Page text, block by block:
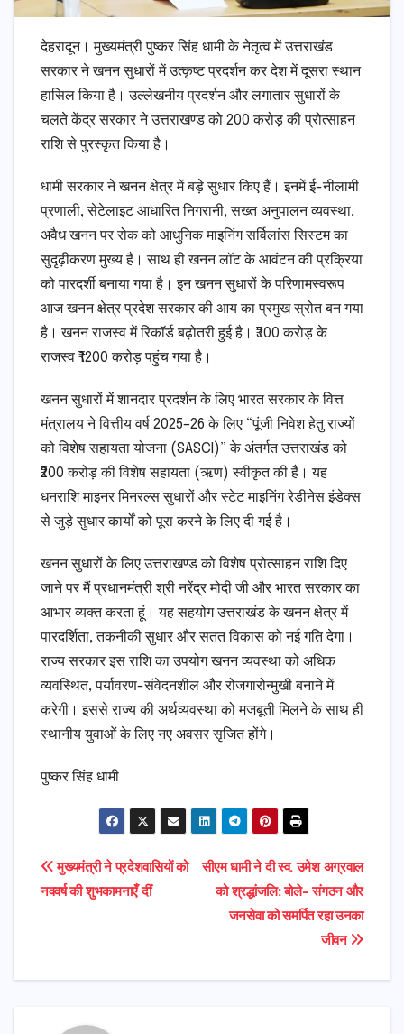
देहरादून। मुख्यमंत्री पुष्कर सिंह धामी के नेतृत्व में उत्तराखंड
सरकार ने खनन सुधारों में उत्कृष्ट प्रदर्शन कर देश में दूसरा स्थान
हासिल किया है। उल्लेखनीय प्रदर्शन और लगातार सुधारों के
चलते केंद्र सरकार ने उत्तराखण्ड को 200 करोड़ की प्रोत्साहन
राशि से पुरस्कृत किया है।
धामी सरकार ने खनन क्षेत्र में बड़े सुधार किए हैं। इनमें ई-नीलामी
प्रणाली, सेटेलाइट आधारित निगरानी, सख्त अनुपालन व्यवस्था,
अवैध खनन पर रोक को आधुनिक माइनिंग सर्विलांस सिस्टम का
सुदृढ़ीकरण मुख्य है। साथ ही खनन लॉट के आवंटन की प्रक्रिया
को पारदर्शी बनाया गया है। इन खनन सुधारों के परिणामस्वरूप
आज खनन क्षेत्र प्रदेश सरकार की आय का प्रमुख स्रोत बन गया
है। खनन राजस्व में रिकॉर्ड बढ़ोतरी हुई है। ₹300 करोड़ के
राजस्व ₹1200 करोड़ पहुंच गया है।
खनन सुधारों में शानदार प्रदर्शन के लिए भारत सरकार के वित्त
मंत्रालय ने वित्तीय वर्ष 2025–26 के लिए “पूंजी निवेश हेतु राज्यों
को विशेष सहायता योजना (SASCI)” के अंतर्गत उत्तराखंड को
₹200 करोड़ की विशेष सहायता (ऋण) स्वीकृत की है। यह
धनराशि माइनर मिनरल्स सुधारों और स्टेट माइनिंग रेडीनेस इंडेक्स
से जुड़े सुधार कार्यों को पूरा करने के लिए दी गई है।
खनन सुधारों के लिए उत्तराखण्ड को विशेष प्रोत्साहन राशि दिए
जाने पर मैं प्रधानमंत्री श्री नरेंद्र मोदी जी और भारत सरकार का
आभार व्यक्त करता हूं। यह सहयोग उत्तराखंड के खनन क्षेत्र में
पारदर्शिता, तकनीकी सुधार और सतत विकास को नई गति देगा।
राज्य सरकार इस राशि का उपयोग खनन व्यवस्था को अधिक
व्यवस्थित, पर्यावरण-संवेदनशील और रोजगारोन्मुखी बनाने में
करेगी। इससे राज्य की अर्थव्यवस्था को मजबूती मिलने के साथ ही
स्थानीय युवाओं के लिए नए अवसर सृजित होंगे।
पुष्कर सिंह धामी
Post
navigation
​सीएम धामी ने दी स्व. उमेश अग्रवाल
को श्रद्धांजलि: बोले- संगठन और
जनसेवा को समर्पित रहा उनका
जीवन
मुख्यमंत्री ने प्रदेशवासियों को
नववर्ष की शुभकामनाएँ दीं